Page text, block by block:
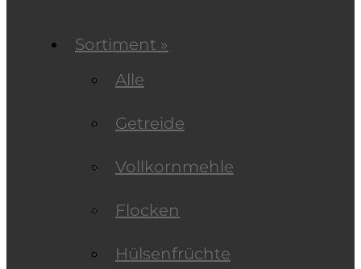
Sortiment »
Alle
Getreide
Vollkornmehle
Flocken
Hülsenfrüchte